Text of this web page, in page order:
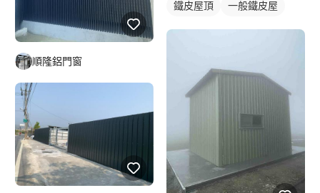
順隆鋁門窗
鐵皮屋頂 一般鐵皮屋